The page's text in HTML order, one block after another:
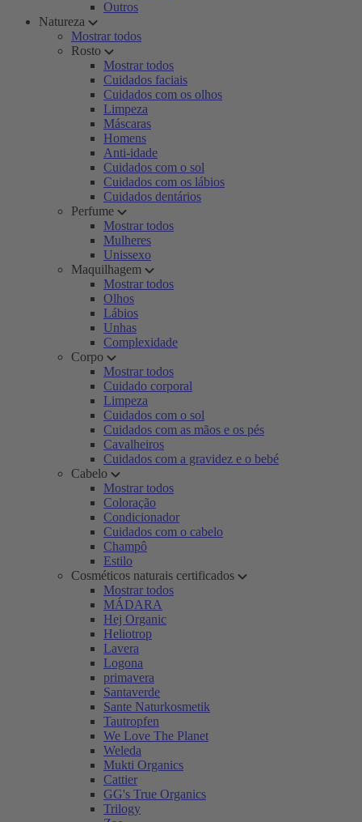
Outros
Natureza
Mostrar todos
Rosto
Mostrar todos
Cuidados faciais
Cuidados com os olhos
Limpeza
Máscaras
Homens
Anti-idade
Cuidados com o sol
Cuidados com os lábios
Cuidados dentários
Perfume
Mostrar todos
Mulheres
Unissexo
Maquilhagem
Mostrar todos
Olhos
Lábios
Unhas
Complexidade
Corpo
Mostrar todos
Cuidado corporal
Limpeza
Cuidados com o sol
Cuidados com as mãos e os pés
Cavalheiros
Cuidados com a gravidez e o bebé
Cabelo
Mostrar todos
Coloração
Condicionador
Cuidados com o cabelo
Champô
Estilo
Cosméticos naturais certificados
Mostrar todos
MÁDARA
Hej Organic
Heliotrop
Lavera
Logona
primavera
Santaverde
Sante Naturkosmetik
Tautropfen
We Love The Planet
Weleda
Mukti Organics
Cattier
GG's True Organics
Trilogy